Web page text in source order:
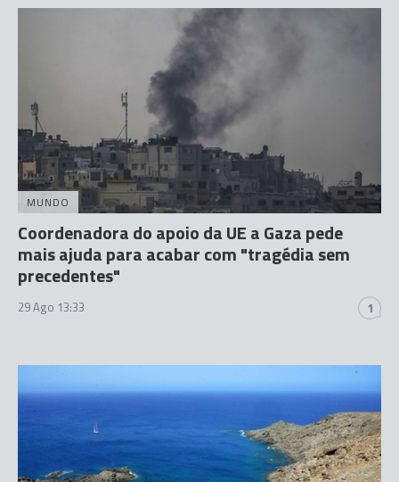
MUNDO
Coordenadora do apoio da UE a Gaza pede
mais ajuda para acabar com "tragédia sem
precedentes"
29 Ago 13:33 1